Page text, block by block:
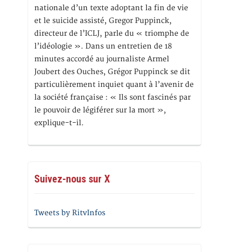
nationale d’un texte adoptant la fin de vie
et le suicide assisté, Gregor Puppinck,
directeur de l’ICLJ, parle du « triomphe de
l’idéologie ». Dans un entretien de 18
minutes accordé au journaliste Armel
Joubert des Ouches, Grégor Puppinck se dit
particulièrement inquiet quant à l’avenir de
la société française : « Ils sont fascinés par
le pouvoir de légiférer sur la mort »,
explique-t-il.
Suivez-nous sur X
Tweets by RitvInfos